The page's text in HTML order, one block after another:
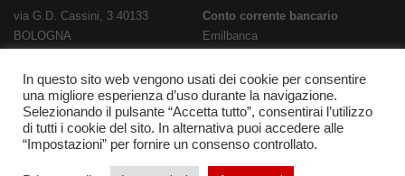
via G.D. Cassini, 3 40133
BOLOGNA
E-Mail:bois02300g@istruzione.it
PEC: bois02300g@pec.istruzione.it
Codice meccanografico
BOIS02300G
Codice fiscale 91337340375
Conto corrente bancario
Emilbanca
IT28T0707236670000000186800
Codice FatturazioneUFPL93
Codice IPAistsc_bois02300g
In questo sito web vengono usati dei cookie per consentire
una migliore esperienza d’uso durante la navigazione.
Selezionando il pulsante “Accetta tutto”, consentirai l’utilizzo
di tutti i cookie del sito. In alternativa puoi accedere alle
“Impostazioni” per fornire un consenso controllato.